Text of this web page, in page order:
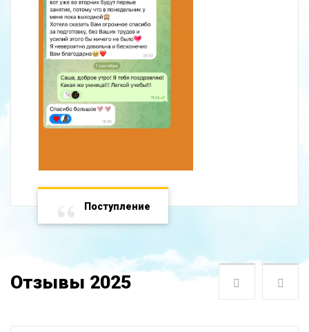
Поступление
Отзывы 2025 Следующая